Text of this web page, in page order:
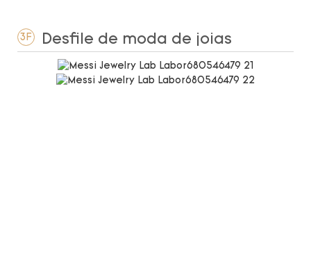
3F Desfile de moda de joias